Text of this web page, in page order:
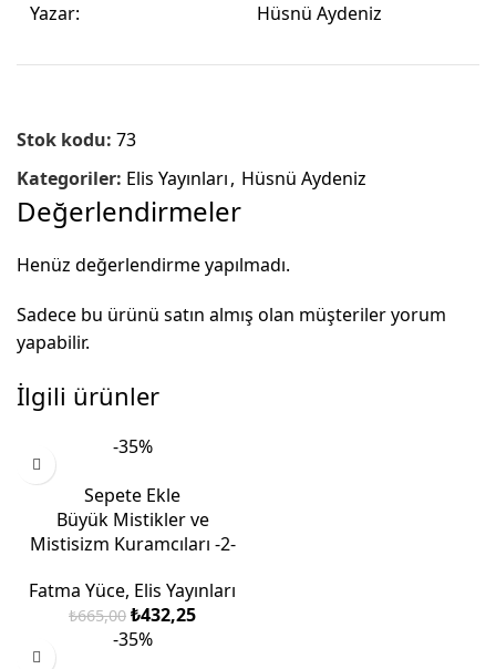
Yazar: Hüsnü Aydeniz
Stok kodu: 73
Kategoriler: Elis Yayınları, Hüsnü Aydeniz
Değerlendirmeler
Henüz değerlendirme yapılmadı.
Sadece bu ürünü satın almış olan müşteriler yorum
yapabilir.
İlgili ürünler
-35%
Sepete Ekle
Büyük Mistikler ve
Mistisizm Kuramcıları -2-
Fatma Yüce, Elis Yayınları
₺665,00 ₺432,25
-35%